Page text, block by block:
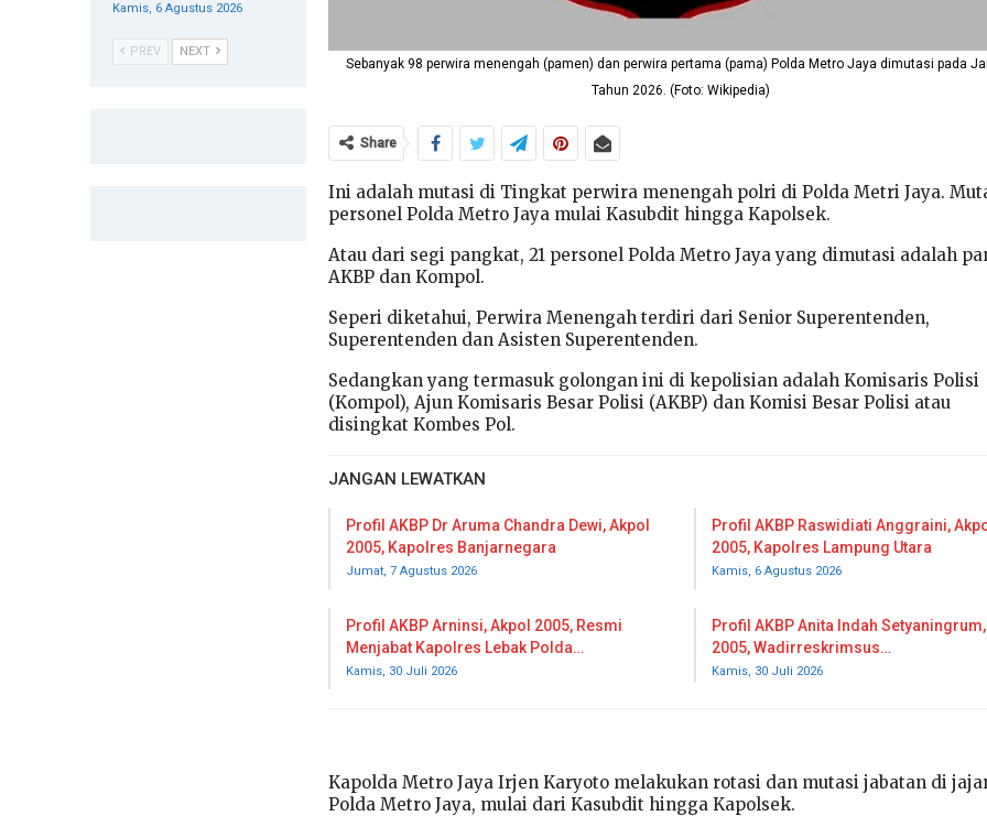
Sebanyak 98 perwira menengah (pamen) dan perwira pertama (pama) Polda Metro Jaya dimutasi pada
Tahun 2026. (Foto: Wikipedia)
Share
Ini adalah mutasi di Tingkat perwira menengah polri di Polda Metri Jaya.
personel Polda Metro Jaya mulai Kasubdit hingga Kapolsek.
Atau dari segi pangkat, 21 personel Polda Metro Jaya yang dimutasi adalah
AKBP dan Kompol.
Seperi diketahui, Perwira Menengah terdiri dari Senior Superentenden,
Superentenden dan Asisten Superentenden.
Sedangkan yang termasuk golongan ini di kepolisian adalah Komisaris Polisi
(Kompol), Ajun Komisaris Besar Polisi (AKBP) dan Komisi Besar Polisi atau
disingkat Kombes Pol.
JANGAN LEWATKAN
Profil AKBP Dr Aruma Chandra Dewi, Akpol
2005, Kapolres Banjarnegara
Jumat, 7 Agustus 2026
Profil AKBP Raswidiati Anggraini,
2005, Kapolres Lampung Utara
Kamis, 6 Agustus 2026
Profil AKBP Arninsi, Akpol 2005, Resmi
Menjabat Kapolres Lebak Polda…
Kamis, 30 Juli 2026
Profil AKBP Anita Indah Setyaningrum,
2005, Wadirreskrimsus…
Kamis, 30 Juli 2026
Kapolda Metro Jaya Irjen Karyoto melakukan rotasi dan mutasi jabatan di
Polda Metro Jaya, mulai dari Kasubdit hingga Kapolsek.
Kamis, 6 Agustus 2026
PREV NEXT